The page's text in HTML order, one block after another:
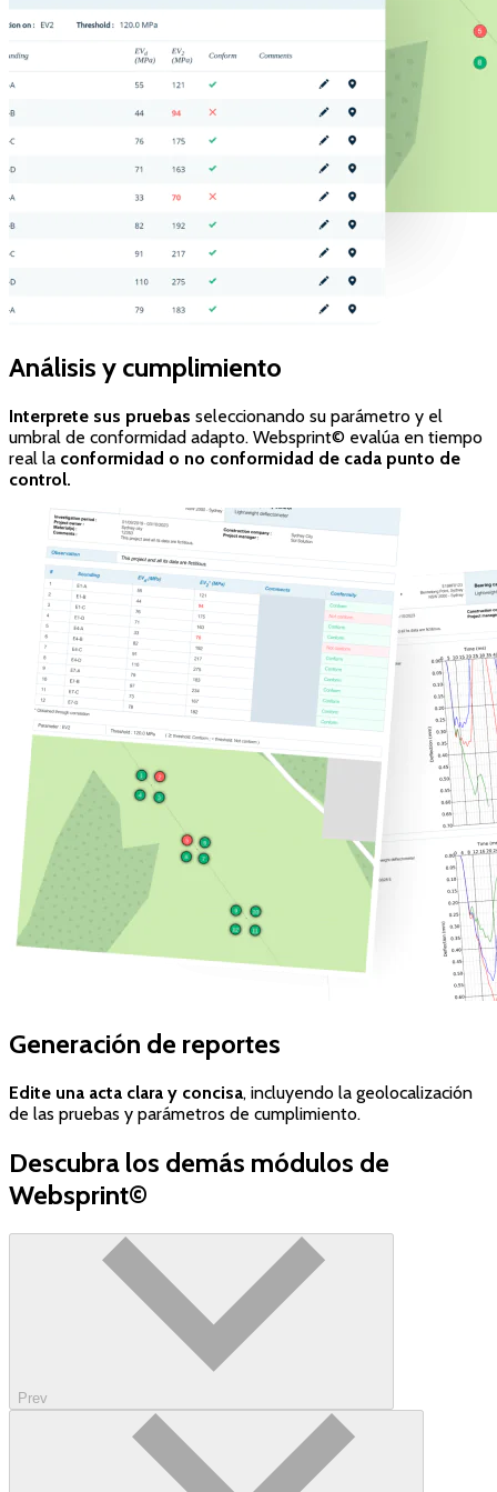
Análisis y cumplimiento
Interprete sus pruebas seleccionando su parámetro y el
umbral de conformidad adapto. Websprint© evalúa en tiempo
real la conformidad o no conformidad de cada punto de
control.
Generación de reportes
Edite una acta clara y concisa, incluyendo la geolocalización
de las pruebas y parámetros de cumplimiento.
Descubra los demás módulos de
Websprint©
Prev